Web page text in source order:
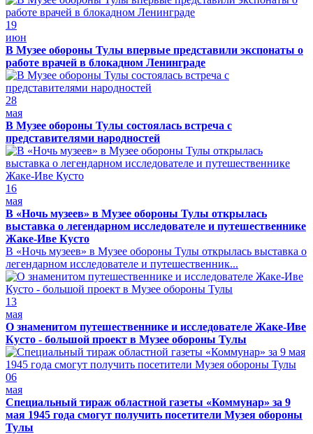
19
июн
В Музее обороны Тулы впервые представили экспонаты о
работе врачей в блокадном Ленинграде
28
мая
В Музее обороны Тулы состоялась встреча с
представителями народностей
16
мая
В «Ночь музеев» в Музее обороны Тулы открылась
выставка о легендарном исследователе и путешественнике
Жаке-Иве Кусто
В «Ночь музеев» в Музее обороны Тулы открылась выставка о
легендарном исследователе и путешественник...
13
мая
О знаменитом путешественнике и исследователе Жаке-Иве
Кусто - большой проект в Музее обороны Тулы
06
мая
Специальный тираж областной газеты «Коммунар» за 9
мая 1945 года смогут получить посетители Музея обороны
Тулы